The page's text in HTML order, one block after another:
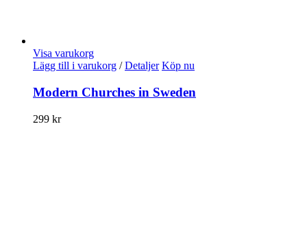
Visa varukorg
Lägg till i varukorg / Detaljer Köp nu
Modern Churches in Sweden
299 kr